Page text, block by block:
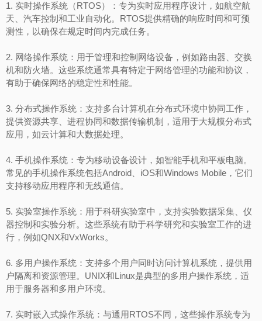
1. 实时操作系统（RTOS）：专为实时应用程序设计，如航空航
天、汽车控制和工业自动化。RTOS提供精确的响应时间和可预
测性，以确保在规定时间内完成任务。
2. 网络操作系统：用于管理和控制网络设备，例如路由器、交换
机和防火墙。这些系统通常具有特定于网络管理的功能和协议，
有助于确保网络的稳定性和性能。
3. 分布式操作系统：支持多台计算机在分布式环境中协同工作，
提供资源共享、进程协同和数据传输机制，适用于大规模分布式
应用，如云计算和大数据处理。
4. 手机操作系统：专为移动设备设计，如智能手机和平板电脑。
常见的手机操作系统包括Android、iOS和Windows Mobile，它们
支持移动应用程序和无线通信。
5. 实验室操作系统：用于科研实验室中，支持实验数据采集、仪
器控制和实验分析。这些系统有助于科学研究和实验室工作的进
行，例如QNX和VxWorks。
6. 多用户操作系统：支持多个用户同时访问计算机系统，提供用
户隔离和资源管理。UNIX和Linux是典型的多用户操作系统，适
用于服务器和多用户环境。
7. 实时嵌入式操作系统：与通用RTOS不同，这些操作系统专为